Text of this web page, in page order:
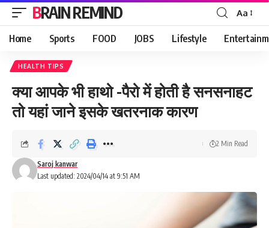
BRAIN REMIND
Font
Resizer
Aa
Home Sports FOOD JOBS Lifestyle
HEALTH TIPS
क्या आपके भी हाथो -पैरो में होती है सनसनाहट
तो यहां जाने इसके खतरनाक कारण
Last updated: 2024/04/14 at 9:51 AM
Saroj kanwar
2 Min Read